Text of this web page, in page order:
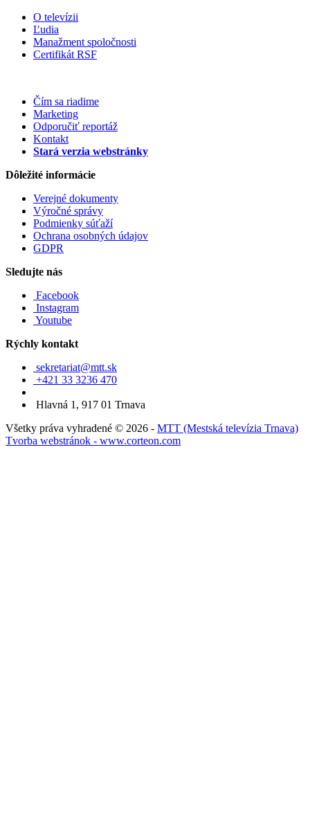
O televízii
Ľudia
Manažment spoločnosti
Certifikát RSF
Čím sa riadime
Marketing
Odporučiť reportáž
Kontakt
Stará verzia webstránky
Dôležité informácie
Verejné dokumenty
Výročné správy
Podmienky súťaží
Ochrana osobných údajov
GDPR
Sledujte nás
Facebook
Instagram
Youtube
Rýchly kontakt
sekretariat@mtt.sk
+421 33 3236 470
Hlavná 1, 917 01 Trnava
Všetky práva vyhradené © 2026 - MTT (Mestská televízia Trnava)
Tvorba webstránok - www.corteon.com